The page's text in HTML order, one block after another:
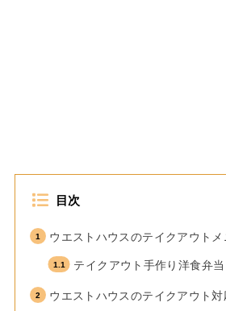
目次
ウエストハウスのテイクアウトメ
テイクアウト手作り洋食弁当
ウエストハウスのテイクアウト